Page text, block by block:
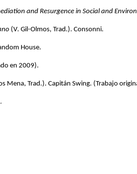
and Resurgence in Social and
(V. Gil-Olmos, Trad.). Consonni.
House.
en 2009).
Mena, Trad.). Capitán Swing. (Trabajo